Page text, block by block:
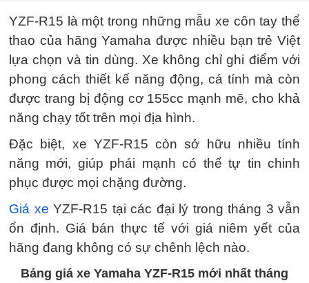
YZF-R15 là một trong những mẫu xe côn tay thể
thao của hãng Yamaha được nhiều bạn trẻ Việt
lựa chọn và tin dùng. Xe không chỉ ghi điểm với
phong cách thiết kế năng động, cá tính mà còn
được trang bị động cơ 155cc mạnh mẽ, cho khả
năng chạy tốt trên mọi địa hình.
Đặc biệt, xe YZF-R15 còn sở hữu nhiều tính
năng mới, giúp phái mạnh có thể tự tin chinh
phục được mọi chặng đường.
Giá xe YZF-R15 tại các đại lý trong tháng 3 vẫn
ổn định. Giá bán thực tế với giá niêm yết của
hãng đang không có sự chênh lệch nào.
Bảng giá xe Yamaha YZF-R15 mới nhất tháng